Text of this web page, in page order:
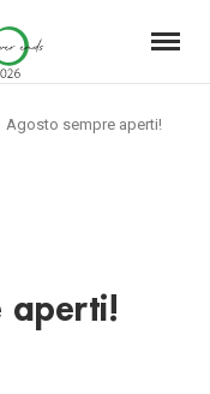
Menu
Pagina
Agosto sempre aperti!
aperti!